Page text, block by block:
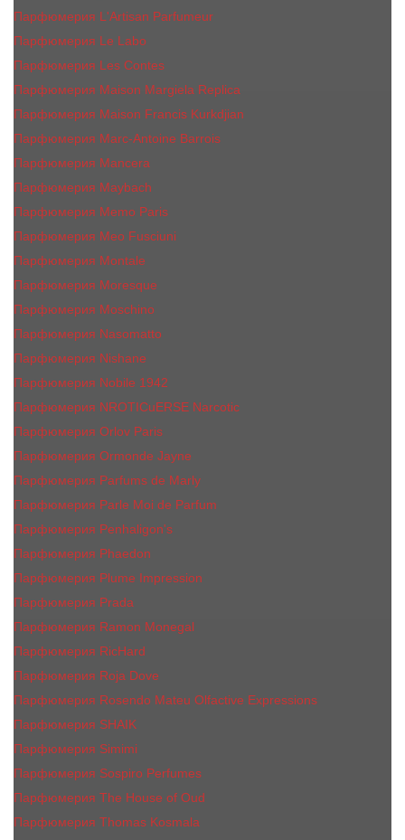
Парфюмерия L'Artisan Parfumeur
Парфюмерия Le Labo
Парфюмерия Les Contes
Парфюмерия Maison Margiela Replica
Парфюмерия Maison Francis Kurkdjian
Парфюмерия Marc-Antoine Barrois
Парфюмерия Mancera
Парфюмерия Maybach
Парфюмерия Memo Paris
Парфюмерия Meo Fusciuni
Парфюмерия Montale
Парфюмерия Moresque
Парфюмерия Moschino
Парфюмерия Nasomatto
Парфюмерия Nishane
Парфюмерия Nobile 1942
Парфюмерия NROTICuERSE Narcotic
Парфюмерия Orlov Paris
Парфюмерия Ormonde Jayne
Парфюмерия Parfums de Marly
Парфюмерия Parle Moi de Parfum
Парфюмерия Penhaligon's
Парфюмерия Phaedon
Парфюмерия Plume Impression
Парфюмерия Prada
Парфюмерия Ramon Monegal
Парфюмерия RicHard
Парфюмерия Roja Dove
Парфюмерия Rosendo Mateu Olfactive Expressions
Парфюмерия SHAIK
Парфюмерия Simimi
Парфюмерия Sospiro Perfumes
Парфюмерия The House of Oud
Парфюмерия Thomas Kosmala